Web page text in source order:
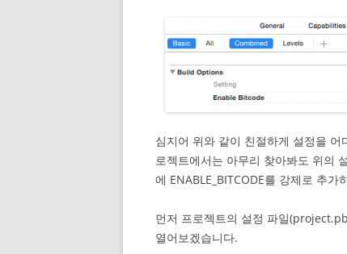
심지어 위와 같이 친절하게 설정을
로젝트에서는 아무리 찾아봐도 위의
에 ENABLE_BITCODE를 강제로 추
먼저 프로젝트의 설정 파일
열어보겠습니다.